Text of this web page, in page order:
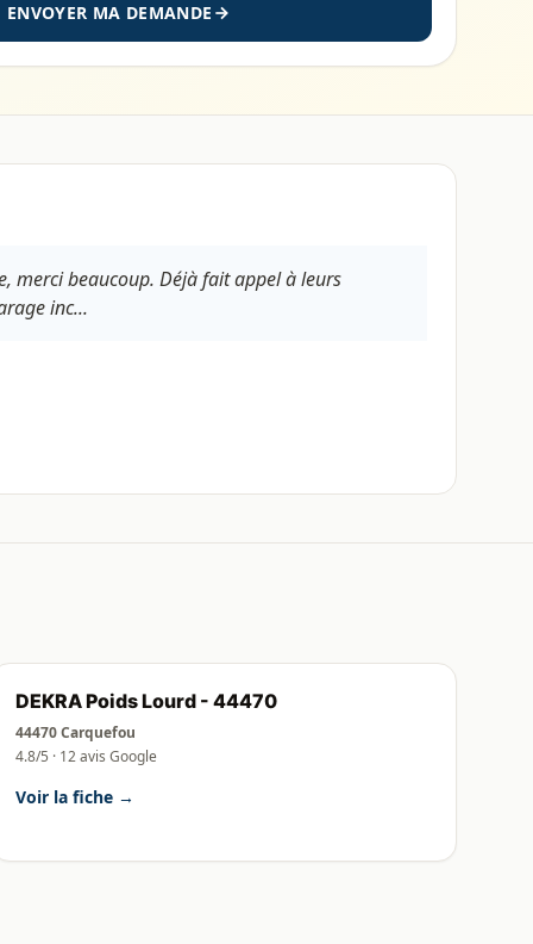
ENVOYER MA DEMANDE
merci beaucoup. Déjà fait appel à leurs
inc...
DEKRA Poids Lourd - 44470
44470 Carquefou
4.8/5 · 12 avis Google
Voir la fiche →